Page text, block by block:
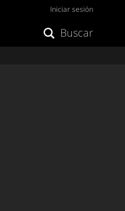
Iniciar sesión
Buscar